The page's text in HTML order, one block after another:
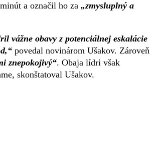
a označil ho za „zmysluplný a
vážne obavy z potenciálnej eskalácie
povedal novinárom Ušakov. Zároveň
znepokojivý“. Obaja lídri však
skonštatoval Ušakov.